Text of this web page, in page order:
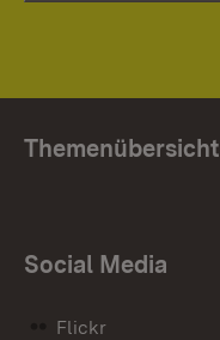
Themenübersicht
Social Media
Flickr